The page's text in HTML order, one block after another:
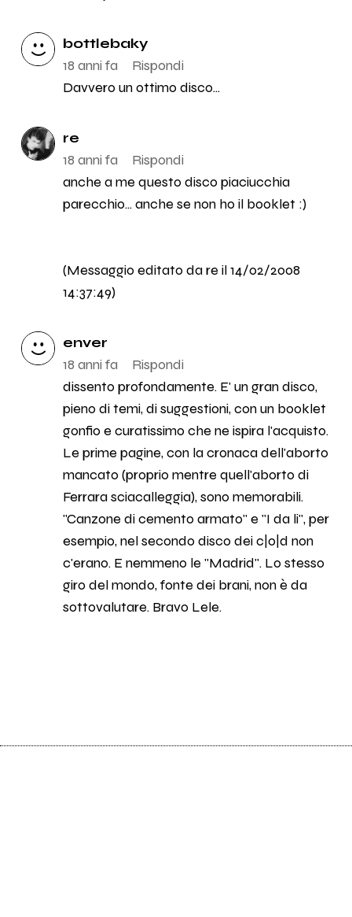
bottlebaky
18 anni fa
Rispondi
Davvero un ottimo disco...
re
18 anni fa
Rispondi
anche a me questo disco piaciucchia
parecchio... anche se non ho il booklet :)
(Messaggio editato da re il 14/02/2008
14:37:49)
enver
18 anni fa
Rispondi
dissento profondamente. E' un gran disco,
pieno di temi, di suggestioni, con un booklet
gonfio e curatissimo che ne ispira l'acquisto.
Le prime pagine, con la cronaca dell'aborto
mancato (proprio mentre quell'aborto di
Ferrara sciacalleggia), sono memorabili.
"Canzone di cemento armato" e "I da li", per
esempio, nel secondo disco dei c|o|d non
c'erano. E nemmeno le "Madrid". Lo stesso
giro del mondo, fonte dei brani, non è da
sottovalutare. Bravo Lele.